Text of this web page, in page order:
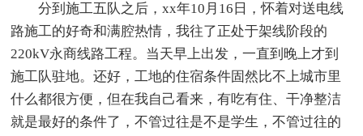
分到施工五队之后，xx年10月16日，怀着对送电线
路施工的好奇和满腔热情，我往了正处于架线阶段的
220kV永商线路工程。当天早上出发，一直到晚上才到
施工队驻地。还好，工地的住宿条件固然比不上城市里
什么都很方便，但在我自己看来，有吃有住、干净整洁
就是最好的条件了，不管过往是不是学生，不管过往的